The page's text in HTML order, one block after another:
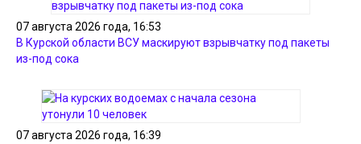
07 августа 2026 года, 16:53
В Курской области ВСУ маскируют взрывчатку под пакеты
из-под сока
07 августа 2026 года, 16:39